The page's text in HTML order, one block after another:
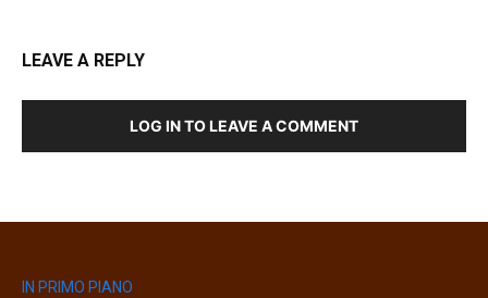
LEAVE A REPLY
LOG IN TO LEAVE A COMMENT
IN PRIMO PIANO